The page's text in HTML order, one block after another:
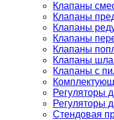
Клапаны
Клапаны
Клапаны
Клапаны
Клапаны
Клапаны
Клапаны с
Регуляторы
Регуляторы
Стендовая